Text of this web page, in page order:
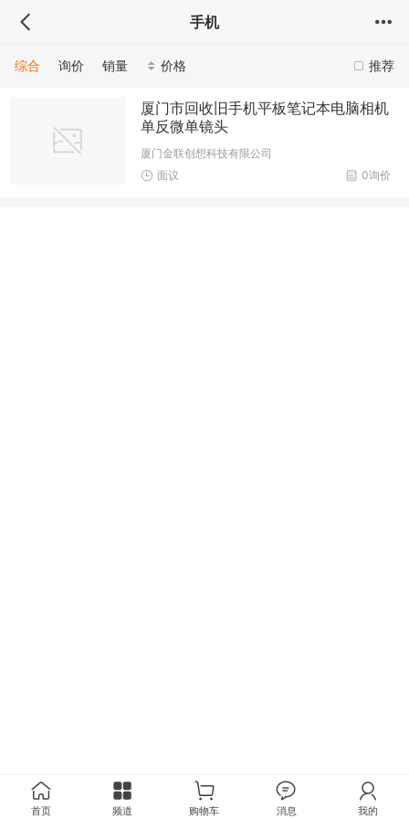
手机
推荐
综合 询价 销量 价格
厦门市回收旧手机平板笔记本电脑相机
单反微单镜头
厦门金联创想科技有限公司
0询价
面议
首页 频道 购物车 消息 我的